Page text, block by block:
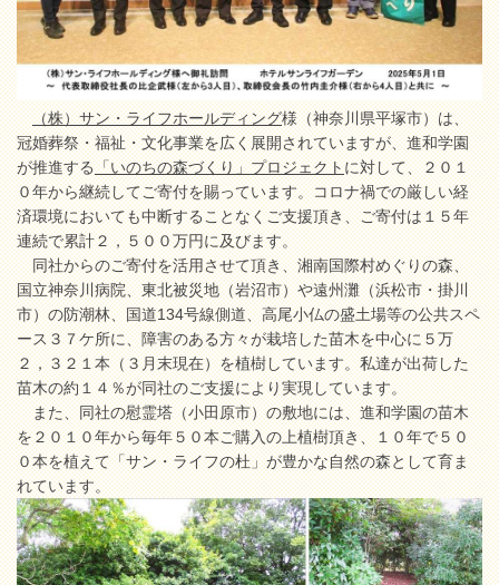
（株）サン・ライフホールディング様（神奈川県平塚市）は、
冠婚葬祭・福祉・文化事業を広く展開されていますが、進和学園
が推進する「いのちの森づくり」プロジェクトに対して、２０１
０年から継続してご寄付を賜っています。コロナ禍での厳しい経
済環境においても中断することなくご支援頂き、ご寄付は１５年
連続で累計２，５００万円に及びます。
同社からのご寄付を活用させて頂き、湘南国際村めぐりの森、
国立神奈川病院、東北被災地（岩沼市）や遠州灘（浜松市・掛川
市）の防潮林、国道134号線側道、高尾小仏の盛土場等の公共スペ
ース３７ケ所に、障害のある方々が栽培した苗木を中心に５万
２，３２１本（３月末現在）を植樹しています。私達が出荷した
苗木の約１４％が同社のご支援により実現しています。
また、同社の慰霊塔（小田原市）の敷地には、進和学園の苗木
を２０１０年から毎年５０本ご購入の上植樹頂き、１０年で５０
０本を植えて「サン・ライフの杜」が豊かな自然の森として育ま
れています。